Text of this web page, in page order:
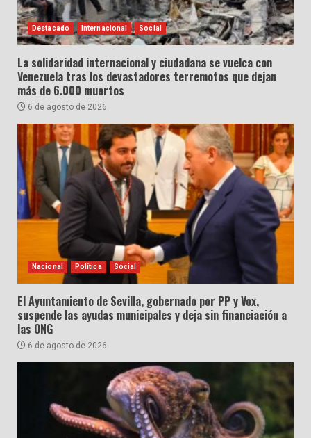
Destacado Internacional Social
La solidaridad internacional y ciudadana se vuelca con
Venezuela tras los devastadores terremotos que dejan
más de 6.000 muertos
6 de agosto de 2026
Nacional Política Social
El Ayuntamiento de Sevilla, gobernado por PP y Vox,
suspende las ayudas municipales y deja sin financiación a
las ONG
6 de agosto de 2026